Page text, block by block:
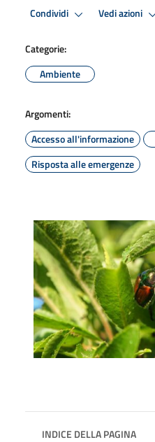
Condividi Vedi azioni
Categorie:
Ambiente
Argomenti:
Accesso all'informazione
Risposta alle emergenze
INDICE DELLA PAGINA